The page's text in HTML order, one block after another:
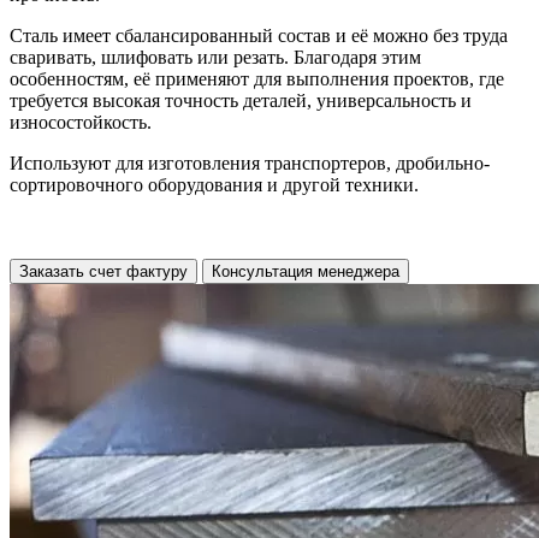
Сталь имеет сбалансированный состав и её можно без труда
сваривать, шлифовать или резать. Благодаря этим
особенностям, её применяют для выполнения проектов, где
требуется высокая точность деталей, универсальность и
износостойкость.
Используют для изготовления транспортеров, дробильно-
сортировочного оборудования и другой техники.
Заказать счет фактуру Консультация менеджера